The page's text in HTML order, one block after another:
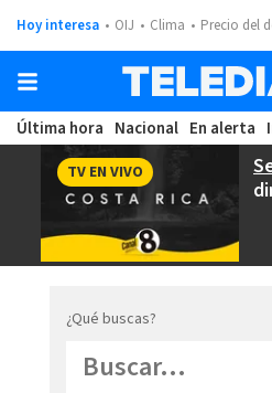
Hoy interesa OIJ Clima Precio del
Última hora Nacional En alerta
TV EN VIVO
¿Qué buscas?